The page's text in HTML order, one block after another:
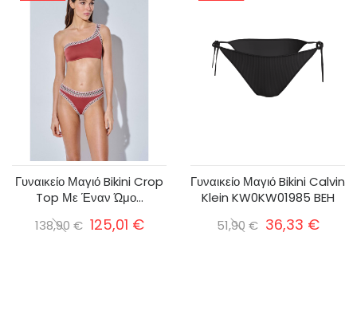
Γυναικείο Μαγιό Bikini Crop
Top Με Έναν Ώμο...
138,90 € 125,01 €
Γυναικείο Μαγιό Bikini Calvin
Klein KW0KW01985 BEH
51,90 € 36,33 €